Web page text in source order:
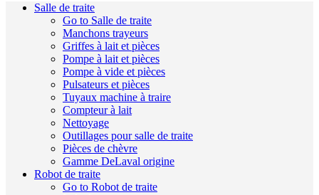
Salle de traite
Go to Salle de traite
Manchons trayeurs
Griffes à lait et pièces
Pompe à lait et pièces
Pompe à vide et pièces
Pulsateurs et pièces
Tuyaux machine à traire
Compteur à lait
Nettoyage
Outillages pour salle de traite
Pièces de chèvre
Gamme DeLaval origine
Robot de traite
Go to Robot de traite